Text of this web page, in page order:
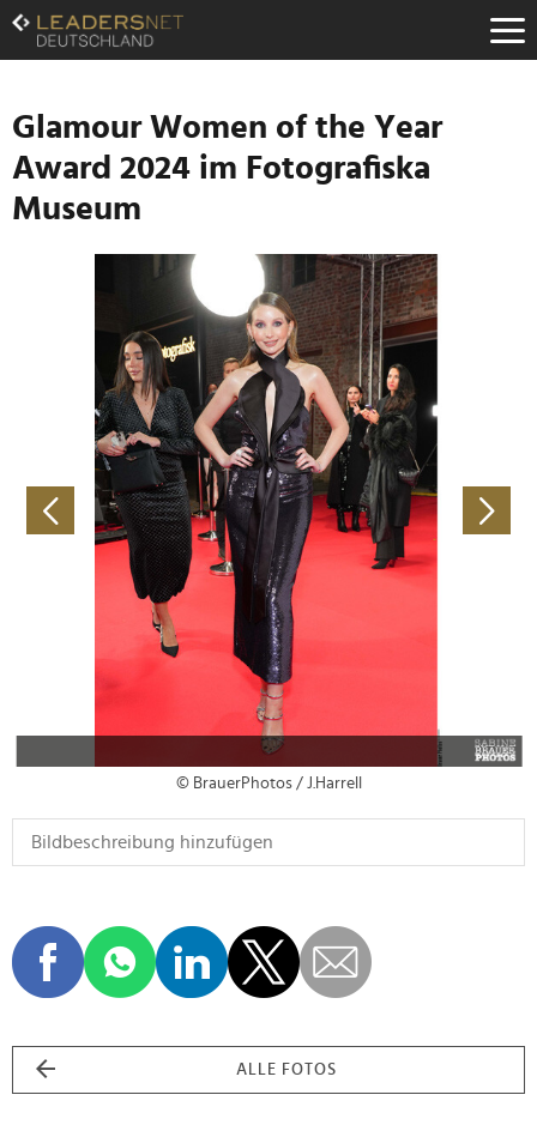
Zum
Inhalt
Zur
Navigation
Zur
Hauptnavigation
Glamour Women of the Year
Award 2024 im Fotografiska
Museum
© BrauerPhotos / J.Harrell
ALLE FOTOS